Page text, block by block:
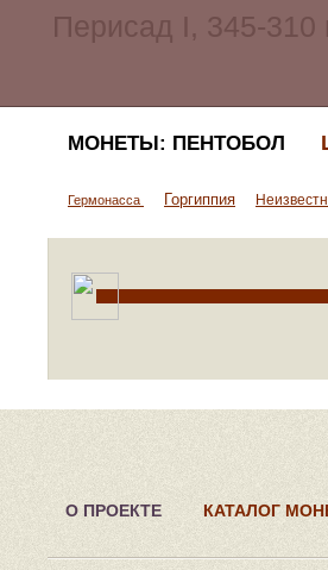
МОНЕТЫ: ПЕНТОБОЛ
Гермонасса Горгиппия
О ПРОЕКТЕ КАТАЛОГ